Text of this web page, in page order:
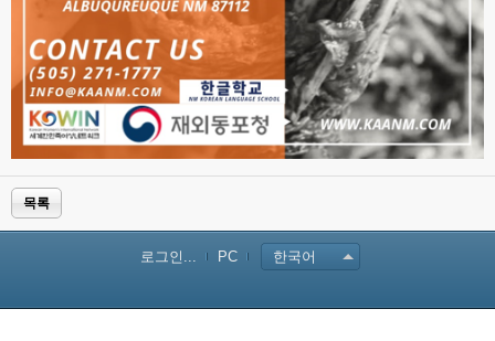
목록
로그인... PC 한국어